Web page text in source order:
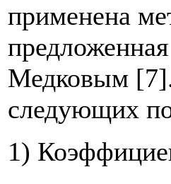
применена
Медковым [7].
следующих
1)